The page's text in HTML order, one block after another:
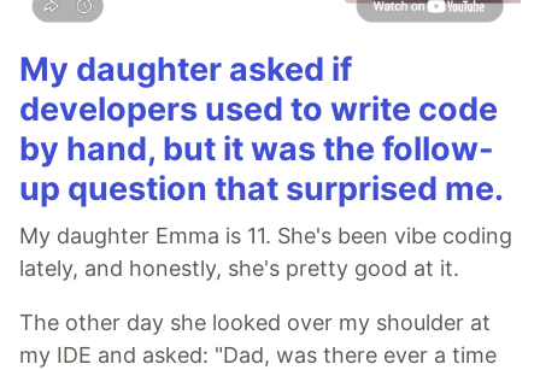
My daughter asked if
developers used to write code
by hand, but it was the follow-
up question that surprised me.
My daughter Emma is 11. She's been vibe coding
lately, and honestly, she's pretty good at it.
The other day she looked over my shoulder at
my IDE and asked: "Dad, was there ever a time